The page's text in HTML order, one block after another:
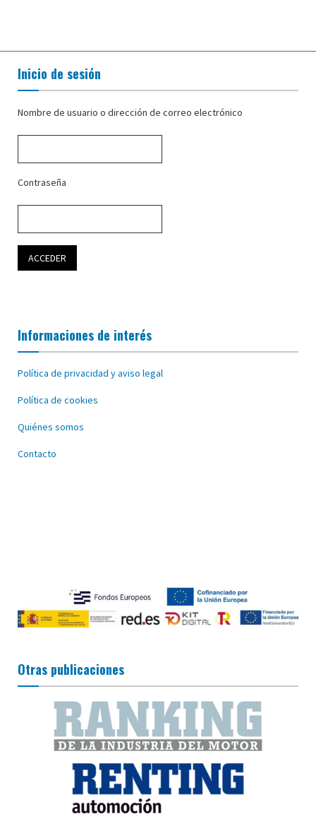
Inicio de sesión
Nombre de usuario o dirección de correo electrónico
Contraseña
Informaciones de interés
Política de privacidad y aviso legal
Política de cookies
Quiénes somos
Contacto
Otras publicaciones